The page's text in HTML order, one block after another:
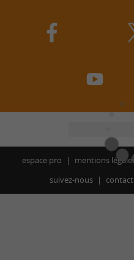
espace pro mentions légales
suivez-nous
contact